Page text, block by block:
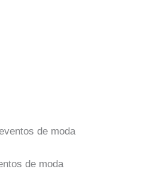
de moda
de moda